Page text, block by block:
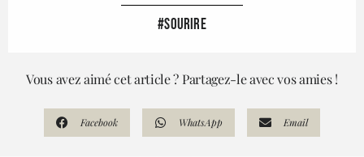
#SOURIRE
Vous avez aimé cet article ? Partagez-le avec vos amies !
Facebook WhatsApp Email